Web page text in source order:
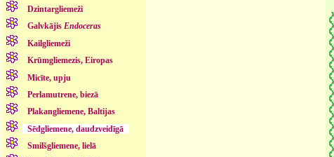
Dzintargliemeži
GalvkājisEndoceras
Kailgliemeži
Krūmgliemezis, Eiropas
Micīte, upju
Perlamutrene, biezā
Plakangliemene, Baltijas
Sēdgliemene, daudzveidīgā
Smilšgliemene, lielā